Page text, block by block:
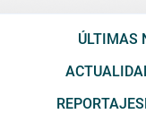
ÚLTIMAS
REPORTAJES